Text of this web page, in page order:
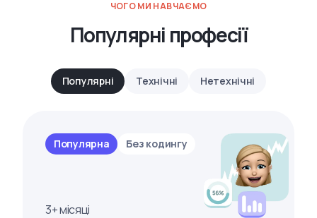
ЧОГО МИ НАВЧАЄМО
Популярні професії
Популярні Технічні Нетехнічні
Популярна Без кодингу
3+ місяці